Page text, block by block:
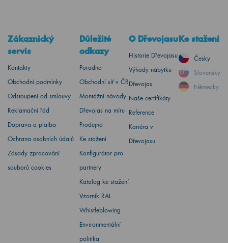
Zákaznický
servis
Kontakty
Obchodní podmínky
Odstoupení od smlouvy
Reklamační řád
Doprava a platba
Ochrana osobních údajů
Zásady zpracování
souborů cookies
Důležité
odkazy
Poradna
Obchodní síť v ČR
Montážní návody
Dřevojas na míru
Prodejna
Ke stažení
Konfigurátor pro
partnery
Katalog ke stažení
Vzorník RAL
Whistleblowing
Environmentální
politika
O Dřevojasu
Historie Dřevojasu
Výhody nábytku
Dřevojas
Naše certifikáty
Reference
Kariéra v
Dřevojasu
Ke stažení
Česky
Slovensky
Německy